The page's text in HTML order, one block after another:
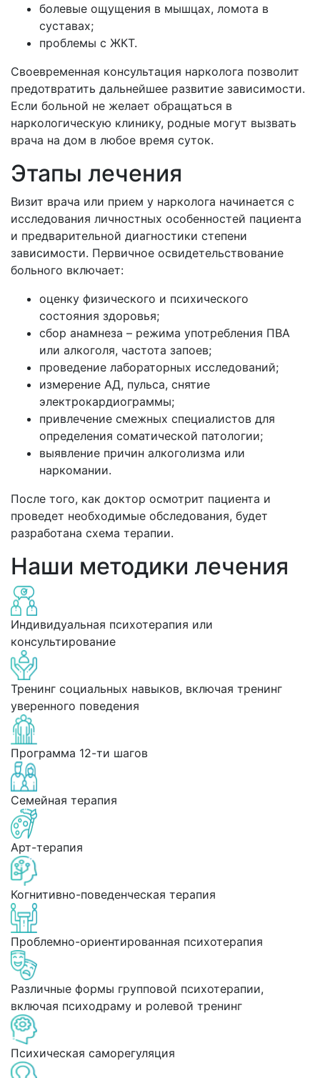
болевые ощущения в мышцах, ломота в
суставах;
проблемы с ЖКТ.
Своевременная консультация нарколога позволит
предотвратить дальнейшее развитие зависимости.
Если больной не желает обращаться в
наркологическую клинику, родные могут вызвать
врача на дом в любое время суток.
Этапы лечения
Визит врача или прием у нарколога начинается с
исследования личностных особенностей пациента
и предварительной диагностики степени
зависимости. Первичное освидетельствование
больного включает:
оценку физического и психического
состояния здоровья;
сбор анамнеза – режима употребления ПВА
или алкоголя, частота запоев;
проведение лабораторных исследований;
измерение АД, пульса, снятие
электрокардиограммы;
привлечение смежных специалистов для
определения соматической патологии;
выявление причин алкоголизма или
наркомании.
После того, как доктор осмотрит пациента и
проведет необходимые обследования, будет
разработана схема терапии.
Наши методики лечения
Индивидуальная психотерапия или
консультирование
Тренинг социальных навыков, включая тренинг
уверенного поведения
Программа 12-ти шагов
Семейная терапия
Арт-терапия
Когнитивно-поведенческая терапия
Проблемно-ориентированная психотерапия
Различные формы групповой психотерапии,
включая психодраму и ролевой тренинг
Психическая саморегуляция